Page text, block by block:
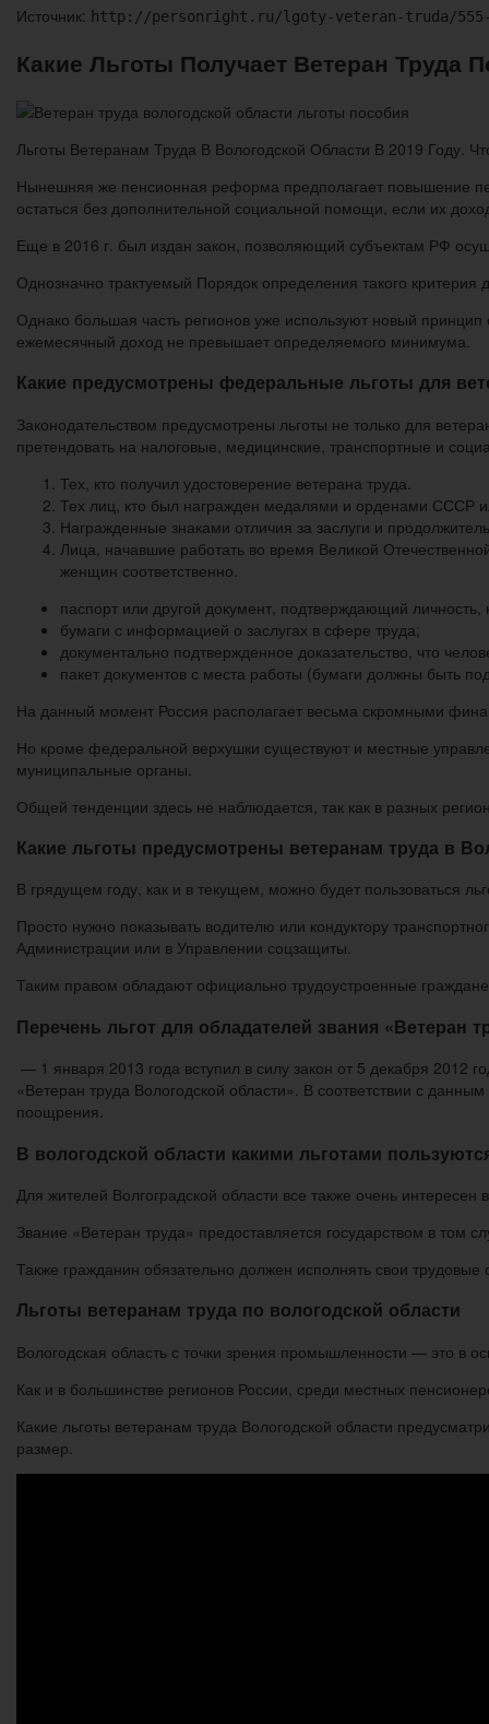
Источник: http://personright.ru/lgoty-veteran-truda/
Какие Льготы Получает Ветеран Труда
Льготы Ветеранам Труда В Вологодской Области В 2019 Году.
Нынешняя же пенсионная реформа предполагает повышение
остаться без дополнительной социальной помощи, если их
Еще в 2016 г. был издан закон, позволяющий субъектам РФ
Однозначно трактуемый Порядок определения такого
Однако большая часть регионов уже используют новый
ежемесячный доход не превышает определяемого минимума.
Какие предусмотрены федеральные льготы для
Законодательством предусмотрены льготы не только для
претендовать на налоговые, медицинские, транспортные и
Тех, кто получил удостоверение ветерана труда.
Тех лиц, кто был награжден медалями и орденами СССР
Награжденные знаками отличия за заслуги и
Лица, начавшие работать во время Великой
женщин соответственно.
паспорт или другой документ, подтверждающий
бумаги с информацией о заслугах в сфере труда;
документально подтвержденное доказательство, что
пакет документов с места работы (бумаги должны быть
На данный момент Россия располагает весьма скромными
Но кроме федеральной верхушки существуют и местные
муниципальные органы.
Общей тенденции здесь не наблюдается, так как в разных
Какие льготы предусмотрены ветеранам труда в
В грядущем году, как и в текущем, можно будет пользоваться
Просто нужно показывать водителю или кондуктору
Администрации или в Управлении соцзащиты.
Таким правом обладают официально трудоустроенные
Перечень льгот для обладателей звания «Ветеран
— 1 января 2013 года вступил в силу закон от 5 декабря
«Ветеран труда Вологодской области». В соответствии с
поощрения.
В вологодской области какими льготами
Для жителей Волгоградской области все также очень
Звание «Ветеран труда» предоставляется государством в
Также гражданин обязательно должен исполнять свои трудовые
Льготы ветеранам труда по вологодской области
Вологодская область с точки зрения промышленности — это в
Как и в большинстве регионов России, среди местных
Какие льготы ветеранам труда Вологодской области
размер.